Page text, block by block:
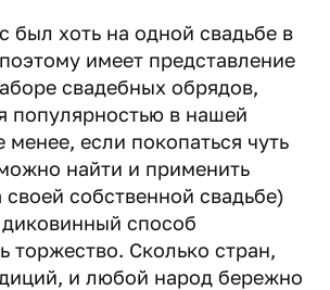
был хоть на одной свадьбе в
имеет представление
свадебных обрядов,
популярностью в нашей
менее, если покопаться чуть
найти и применить
собственной свадьбе)
способ
торжество. Сколько стран,
и любой народ бережно